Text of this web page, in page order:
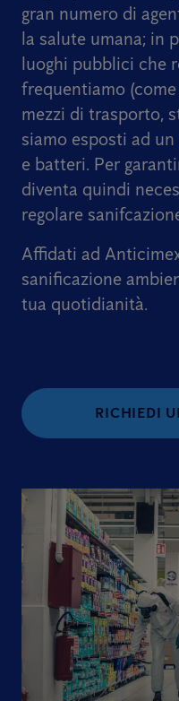
gran numero di
la salute umana; in
luoghi pubblici che
frequentiamo
mezzi di trasporto,
siamo esposti ad
e batteri. Per
diventa quindi
regolare
Affidati ad
sanificazione
tua quotidianità.
RICHIEDI